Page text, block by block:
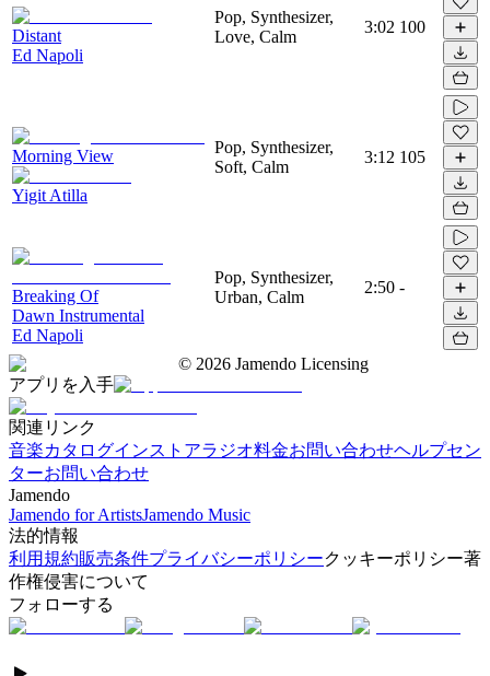
Distant
Ed Napoli
Pop, Synthesizer,
Love, Calm
3:02 100
Morning View
Yigit Atilla
Pop, Synthesizer,
Soft, Calm
3:12 105
Breaking Of
Dawn Instrumental
Ed Napoli
Pop, Synthesizer,
Urban, Calm
2:50 -
© 2026 Jamendo Licensing
アプリを入手
関連リンク
音楽カタログインストアラジオ料金お問い合わせヘルプセン
ターお問い合わせ
Jamendo
Jamendo for ArtistsJamendo Music
法的情報
利用規約販売条件プライバシーポリシークッキーポリシー著
作権侵害について
フォローする